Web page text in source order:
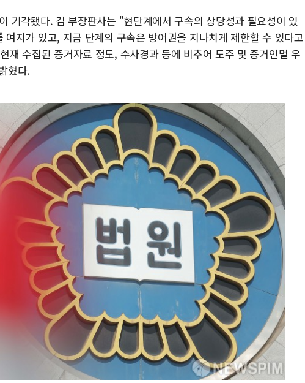
기각됐다. 김 부장판사는 "현단계에서 구속의 상당성과 필요성이 있
여지가 있고, 지금 단계의 구속은 방어권을 지나치게 제한할 수 있다고
재 수집된 증거자료 정도, 수사경과 등에 비추어 도주 및 증거인멸 우
혔다.